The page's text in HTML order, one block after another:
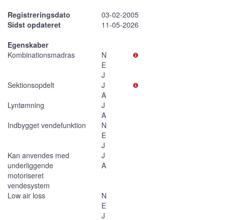
Registreringsdato
03-02-2005
Sidst opdateret
11-05-2026
Egenskaber
Kombinationsmadras
N
E
J
Sektionsopdelt
J
A
Lyntømning
J
A
Indbygget vendefunktion
N
E
J
Kan anvendes med
underliggende
motoriseret
vendesystem
J
A
Low air loss
N
E
J